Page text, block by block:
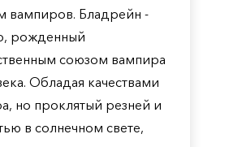
вампиров. Бладрейн -
рожденный
союзом вампира
Обладая качествами
но проклятый резней и
в солнечном свете,